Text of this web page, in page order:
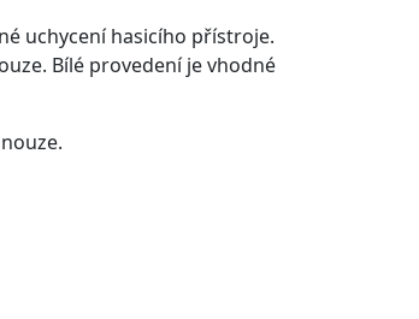
uchycení hasicího přístroje.
Bílé provedení je vhodné